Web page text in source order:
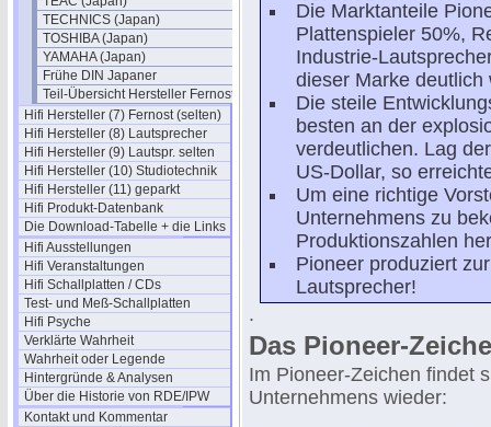
TECHNICS (Japan)
TOSHIBA (Japan)
YAMAHA (Japan)
Frühe DIN Japaner
Teil-Übersicht Hersteller Fernost
Hifi Hersteller (7) Fernost (selten)
Hifi Hersteller (8) Lautsprecher
Hifi Hersteller (9) Lautspr. selten
Hifi Hersteller (10) Studiotechnik
Hifi Hersteller (11) geparkt
Hifi Produkt-Datenbank
Die Download-Tabelle + die Links
Hifi Ausstellungen
Hifi Veranstaltungen
Hifi Schallplatten / CDs
Test- und Meß-Schallplatten
Hifi Psyche
Verklärte Wahrheit
Wahrheit oder Legende
Hintergründe & Analysen
Über die Historie von RDE/IPW
Kontakt und Kommentar
Die Marktanteile
Plattenspieler 50%,
Industrie-
dieser Marke deutlich
Die steile
besten an der
verdeutlichen. Lag
US-Dollar, so
Um eine richtige
Unternehmens zu
Produktionszahlen
Pioneer produziert
Lautsprecher!
.
Das Pioneer-
Im Pioneer-Zeichen findet
Unternehmens wieder: